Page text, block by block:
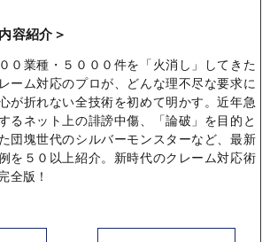
容紹介＞
０業種・５０００件を「火消し」してきた
ーム対応のプロが、どんな理不尽な要求に
が折れない全技術を初めて明かす。近年急
るネット上の誹謗中傷、「論破」を目的と
団塊世代のシルバーモンスターなど、最新
を５０以上紹介。新時代のクレーム対応術
全版！